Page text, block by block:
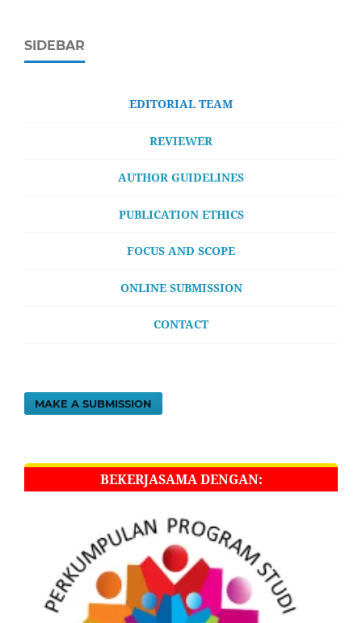
SIDEBAR
EDITORIAL TEAM
REVIEWER
AUTHOR GUIDELINES
PUBLICATION ETHICS
FOCUS AND SCOPE
ONLINE SUBMISSION
CONTACT
MAKE A SUBMISSION
BEKERJASAMA DENGAN: